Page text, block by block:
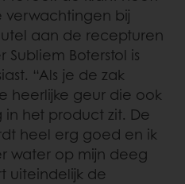
bij
aan de recepturen
Boterstol is
“Als je de zak
heerlijke geur die ook
het product zit. De
heel erg goed en ik
water op mijn deeg
uiteindelijk de